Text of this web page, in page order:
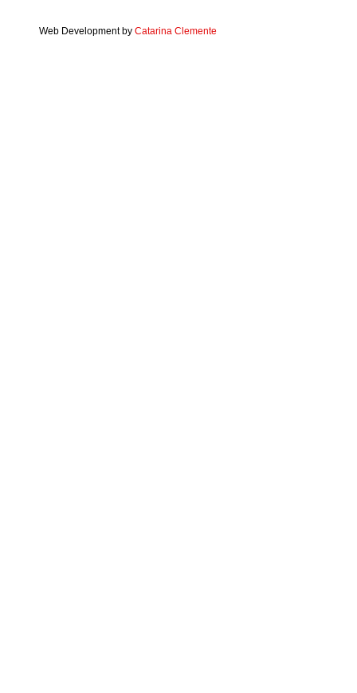
Web Development by Catarina Clemente